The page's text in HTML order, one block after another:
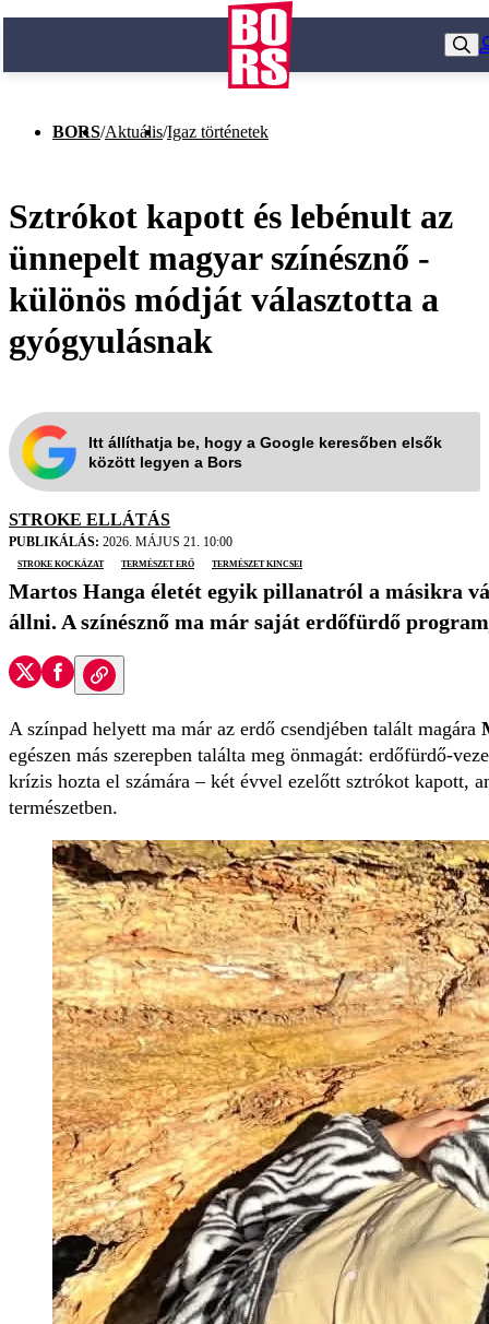
BORS/Aktuális/Igaz történetek
Sztrókot kapott és lebénult az
ünnepelt magyar színésznő -
különös módját választotta a
gyógyulásnak
Itt állíthatja be, hogy a Google keresőben elsők
között legyen a Bors
STROKE ELLÁTÁS
PUBLIKÁLÁS: 2026. MÁJUS 21. 10:00
stroke kockázat
természet erő Természet kincsei
Martos Hanga életét egyik pillanatról a másikra
állni. A színésznő ma már saját erdőfürdő
A színpad helyett ma már az erdő csendjében talált magára
egészen más szerepben találta meg önmagát: erdőfürdő-
krízis hozta el számára – két évvel ezelőtt sztrókot kapott,
természetben.